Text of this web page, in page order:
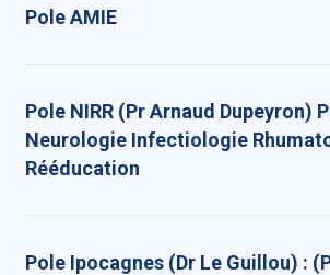
Pole AMIE
Pole NIRR (Pr Arnaud Dupeyron)
Neurologie Infectiologie
Rééducation
Pole Ipocagnes (Dr Le Guillou) :